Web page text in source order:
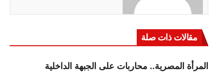
مقالات ذات صلة
المرأة المصرية.. محاربات على الجبهة الداخلية